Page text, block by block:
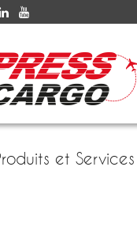
et Services